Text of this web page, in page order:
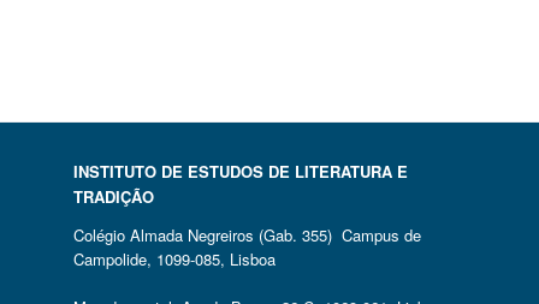
INSTITUTO DE ESTUDOS DE LITERATURA E
TRADIÇÃO
Colégio Almada Negreiros (Gab. 355) Campus de
Campolide, 1099-085, Lisboa